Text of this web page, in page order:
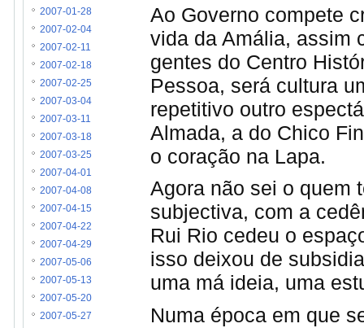
Ao Governo compete
vida da Amália, assim
gentes do Centro
Pessoa, será cultura
repetitivo outro
Almada, a do Chico
o coração na Lapa.
Agora não sei o quem
subjectiva, com a
Rui Rio cedeu o
isso deixou de
uma má ideia, uma
Numa época em que
2007-01-28
2007-02-04
2007-02-11
2007-02-18
2007-02-25
2007-03-04
2007-03-11
2007-03-18
2007-03-25
2007-04-01
2007-04-08
2007-04-15
2007-04-22
2007-04-29
2007-05-06
2007-05-13
2007-05-20
2007-05-27